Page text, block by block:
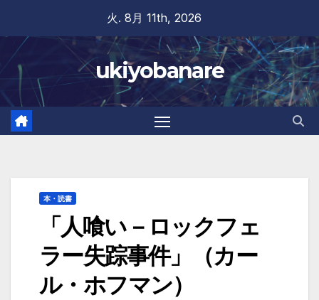
content
火. 8月 11th, 2026
ukiyobanare
本・読書
「人喰い－ロックフェ
ラー失踪事件」（カー
ル・ホフマン）